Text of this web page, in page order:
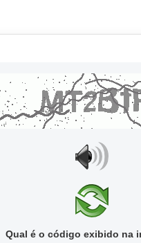
Qual é o código exibido na